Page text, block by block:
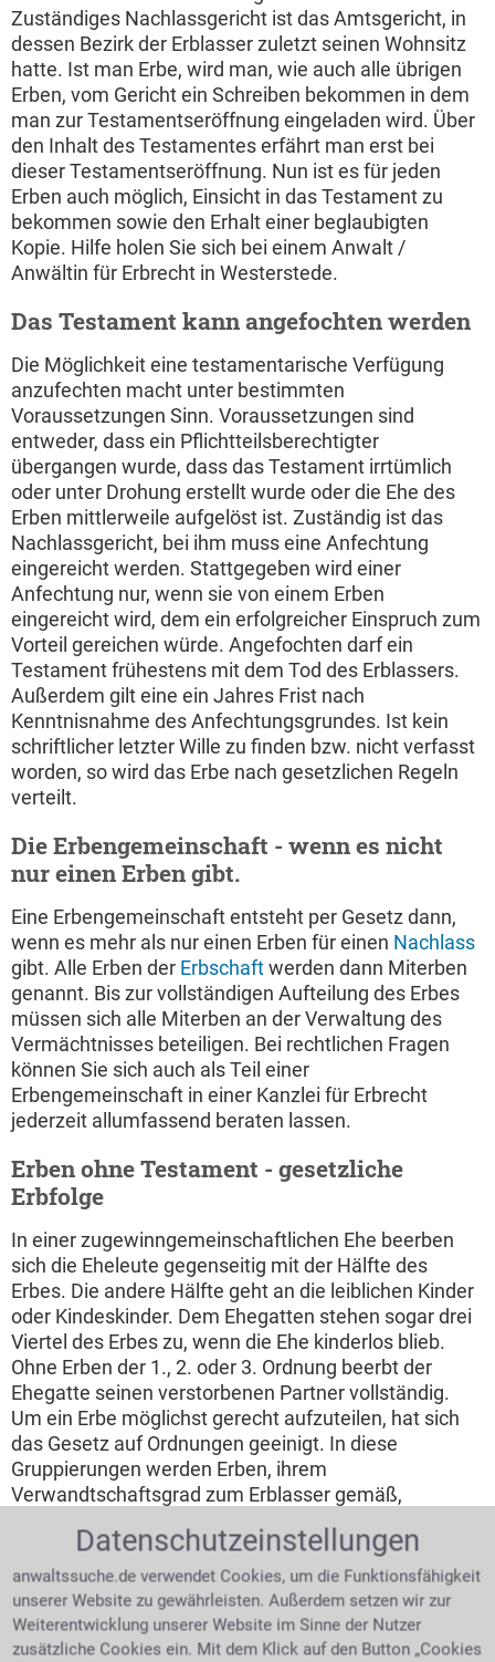
Zuständiges Nachlassgericht ist das Amtsgericht, in
dessen Bezirk der Erblasser zuletzt seinen Wohnsitz
hatte. Ist man Erbe, wird man, wie auch alle übrigen
Erben, vom Gericht ein Schreiben bekommen in dem
man zur Testamentseröffnung eingeladen wird. Über
den Inhalt des Testamentes erfährt man erst bei
dieser Testamentseröffnung. Nun ist es für jeden
Erben auch möglich, Einsicht in das Testament zu
bekommen sowie den Erhalt einer beglaubigten
Kopie. Hilfe holen Sie sich bei einem Anwalt /
Anwältin für Erbrecht in Westerstede.
Das Testament kann angefochten werden
Die Möglichkeit eine testamentarische Verfügung
anzufechten macht unter bestimmten
Voraussetzungen Sinn. Voraussetzungen sind
entweder, dass ein Pflichtteilsberechtigter
übergangen wurde, dass das Testament irrtümlich
oder unter Drohung erstellt wurde oder die Ehe des
Erben mittlerweile aufgelöst ist. Zuständig ist das
Nachlassgericht, bei ihm muss eine Anfechtung
eingereicht werden. Stattgegeben wird einer
Anfechtung nur, wenn sie von einem Erben
eingereicht wird, dem ein erfolgreicher Einspruch zum
Vorteil gereichen würde. Angefochten darf ein
Testament frühestens mit dem Tod des Erblassers.
Außerdem gilt eine ein Jahres Frist nach
Kenntnisnahme des Anfechtungsgrundes. Ist kein
schriftlicher letzter Wille zu finden bzw. nicht verfasst
worden, so wird das Erbe nach gesetzlichen Regeln
verteilt.
Die Erbengemeinschaft - wenn es nicht
nur einen Erben gibt.
Eine Erbengemeinschaft entsteht per Gesetz dann,
wenn es mehr als nur einen Erben für einen Nachlass
gibt. Alle Erben der Erbschaftwerden dann Miterben
genannt. Bis zur vollständigen Aufteilung des Erbes
müssen sich alle Miterben an der Verwaltung des
Vermächtnisses beteiligen. Bei rechtlichen Fragen
können Sie sich auch als Teil einer
Erbengemeinschaft in einer Kanzlei für Erbrecht
jederzeit allumfassend beraten lassen.
Erben ohne Testament - gesetzliche
Erbfolge
In einer zugewinngemeinschaftlichen Ehe beerben
sich die Eheleute gegenseitig mit der Hälfte des
Erbes. Die andere Hälfte geht an die leiblichen Kinder
oder Kindeskinder. Dem Ehegatten stehen sogar drei
Viertel des Erbes zu, wenn die Ehe kinderlos blieb.
Ohne Erben der 1., 2. oder 3. Ordnung beerbt der
Ehegatte seinen verstorbenen Partner vollständig.
Um ein Erbe möglichst gerecht aufzuteilen, hat sich
das Gesetz auf Ordnungen geeinigt. In diese
Gruppierungen werden Erben, ihrem
Verwandtschaftsgrad zum Erblasser gemäß,
die gesetzliche Erbfolge kann man sich für eine
Rechtsberatung an einen versierten Rechtsanwalt
oder Fachanwalt für Erbrecht wenden.
Der Erbe 1. Ordnung
Datenschutzeinstellungen
anwaltssuche.de verwendet Cookies, um die Funktionsfähigkeit
unserer Website zu gewährleisten. Außerdem setzen wir zur
Weiterentwicklung unserer Website im Sinne der Nutzer
zusätzliche Cookies ein. Mit dem Klick auf den Button „Cookies